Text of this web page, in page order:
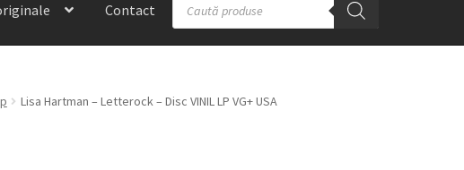
Contact
Lisa Hartman – Letterock – Disc VINIL LP VG+ USA